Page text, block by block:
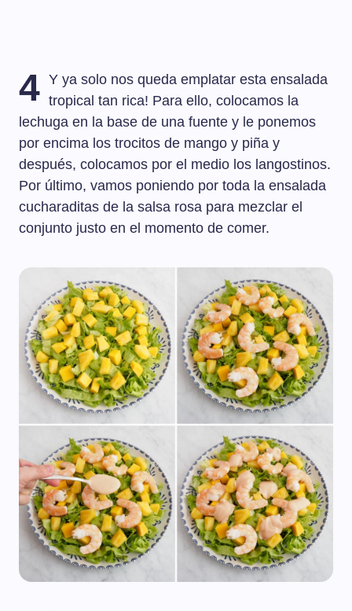
4 Y ya solo nos queda emplatar esta ensalada
tropical tan rica! Para ello, colocamos la
lechuga en la base de una fuente y le ponemos
por encima los trocitos de mango y piña y
después, colocamos por el medio los langostinos.
Por último, vamos poniendo por toda la ensalada
cucharaditas de la salsa rosa para mezclar el
conjunto justo en el momento de comer.